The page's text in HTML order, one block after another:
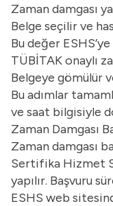
Zaman damgası
Belge seçilir ve
Bu değer
TÜBİTAK onaylı
Belgeye gömülür
Bu adımlar
ve saat bilgisiyle
Zaman Damgası
Zaman damgası
Sertifika Hizmet
yapılır. Başvuru
ESHS web